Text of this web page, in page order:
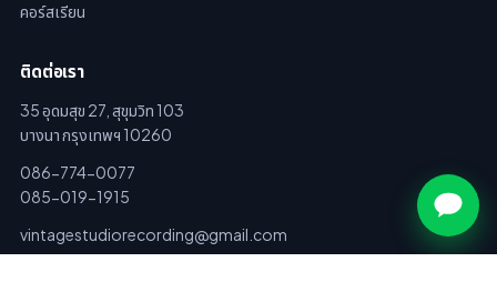
คอร์สเรียน
ติดต่อเรา
35 อุดมสุข 27, สุขุมวิท 103
บางนา กรุงเทพฯ 10260
086-774-0077
085-019-1915
vintagestudiorecording@gmail.com